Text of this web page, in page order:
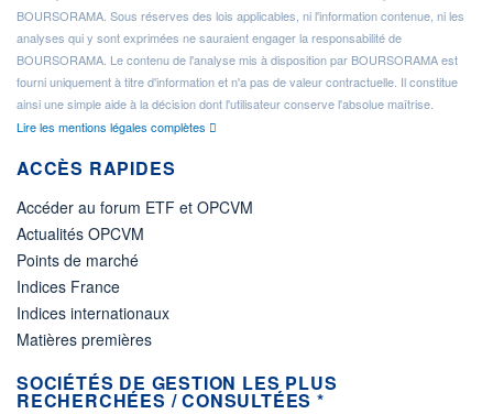
BOURSORAMA. Sous réserves des lois applicables, ni l'information contenue, ni les
analyses qui y sont exprimées ne sauraient engager la responsabilité de
BOURSORAMA. Le contenu de l'analyse mis à disposition par BOURSORAMA est
fourni uniquement à titre d'information et n'a pas de valeur contractuelle. Il constitue
ainsi une simple aide à la décision dont l'utilisateur conserve l'absolue maîtrise.
Lire les mentions légales complètes
ACCÈS RAPIDES
Accéder au forum ETF et OPCVM
Actualités OPCVM
Points de marché
Indices France
Indices internationaux
Matières premières
SOCIÉTÉS DE GESTION LES PLUS
RECHERCHÉES / CONSULTÉES *